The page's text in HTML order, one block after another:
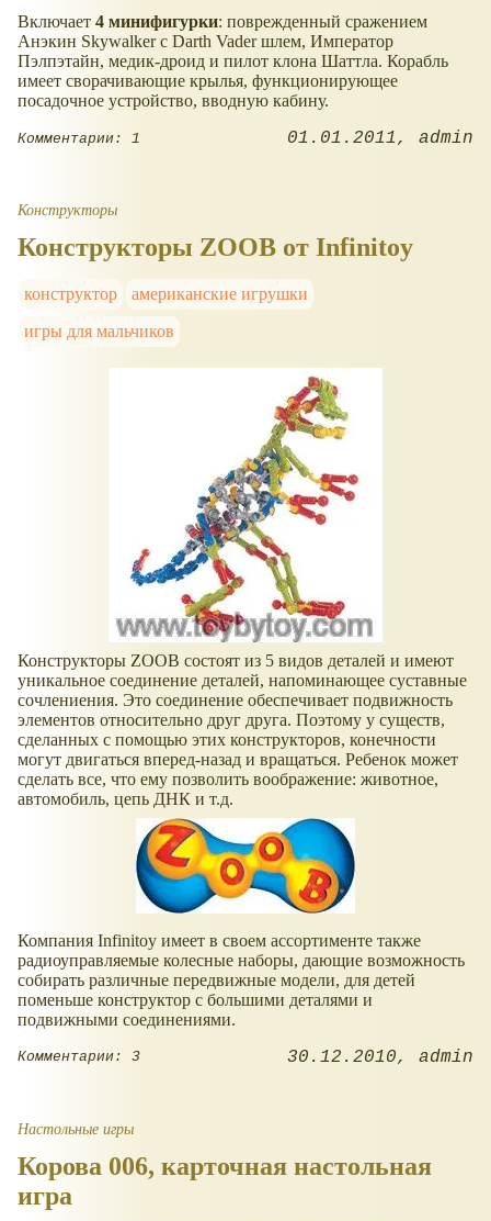
Включает 4 минифигурки: поврежденный сражением
Анэкин Skywalker с Darth Vader шлем, Император
Пэлпэтайн, медик-дроид и пилот клона Шаттла. Корабль
имеет сворачивающие крылья, функционирующее
посадочное устройство, вводную кабину.
Комментарии: 1 01.01.2011 admin
Конструкторы
Конструкторы ZOOB от Infinitoy
конструктор
американские игрушки
игры для мальчиков
Конструкторы ZOOB состоят из 5 видов деталей и имеют
уникальное соединение деталей, напоминающее суставные
сочлениения. Это соединение обеспечивает подвижность
элементов относительно друг друга. Поэтому у существ,
сделанных с помощью этих конструкторов, конечности
могут двигаться вперед-назад и вращаться. Ребенок может
сделать все, что ему позволить воображение: животное,
автомобиль, цепь ДНК и т.д.
Компания Infinitoy имеет в своем ассортименте также
радиоуправляемые колесные наборы, дающие возможность
собирать различные передвижные модели, для детей
поменьше конструктор с большими деталями и
подвижными соединениями.
Комментарии: 3 30.12.2010 admin
Настольные игры
Корова 006, карточная настольная
игра